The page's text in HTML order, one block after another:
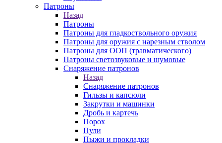
Патроны
Назад
Патроны
Патроны для гладкоствольного оружия
Патроны для оружия с нарезным стволом
Патроны для ООП (травматического)
Патроны светозвуковые и шумовые
Снаряжение патронов
Назад
Снаряжение патронов
Гильзы и капсюли
Закрутки и машинки
Дробь и картечь
Порох
Пули
Пыжи и прокладки